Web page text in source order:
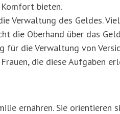
Komfort bieten.
Verwaltung des Geldes.
die Oberhand über das
die Verwaltung von
die diese Aufgaben
ernähren. Sie orientieren